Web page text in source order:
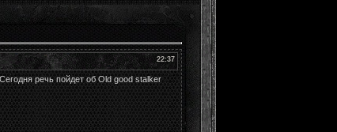
22:37
речь пойдет об Old good stalker